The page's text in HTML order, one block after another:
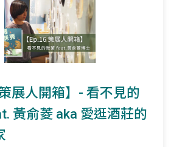
展人開箱】- 看不見的
黃俞菱 aka 愛逛酒莊的